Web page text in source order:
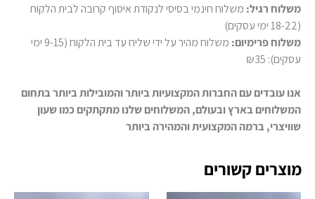
משלוח רגיל: משלוח חינמי בסיסי לנקודת איסוף קרובה לבית הלקוח
(18-22 ימי עסקים)
משלוח פרימיום:
משלוח מהיר על ידי שליח עד בית הלקוח (9-15 ימי
עסקים): ₪35
אנו עובדים עם החברות המקצועיות ביותר והמובילות ביותר בתחום
המשלוחים בארץ ובעולם, המשלוחים שלנו מתקתקים כמו שעון
שוויצרי, ברמה המקצועית והמהירה ביותר
מוצרים קשורים